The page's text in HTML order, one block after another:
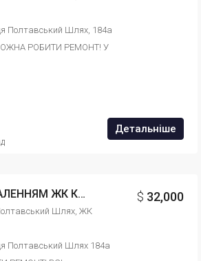
Полтавський Шлях, 184а
РОБИТИ РЕМОНТ! У
Детальніше
ДОКУМЕНТИ! БУДИНОК З ОПАЛЕННЯМ ЖК Казка Продам 1 кімн квартиру 54м2 НЕ ТОРЕЦЬ! id: 6458454649134207 $ 32,000
Шлях, ЖК
Полтавський Шлях 184а